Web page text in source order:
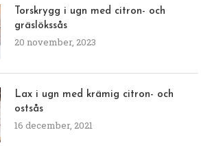
Torskrygg i ugn med citron- och
gräslökssås
20 november, 2023
Lax i ugn med krämig citron- och
ostsås
16 december, 2021